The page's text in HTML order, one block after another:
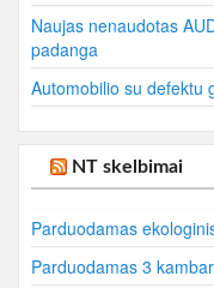
Naujas nenaudotas
padanga
Automobilio su defektu
NT skelbimai
Parduodamas
Parduodamas 3